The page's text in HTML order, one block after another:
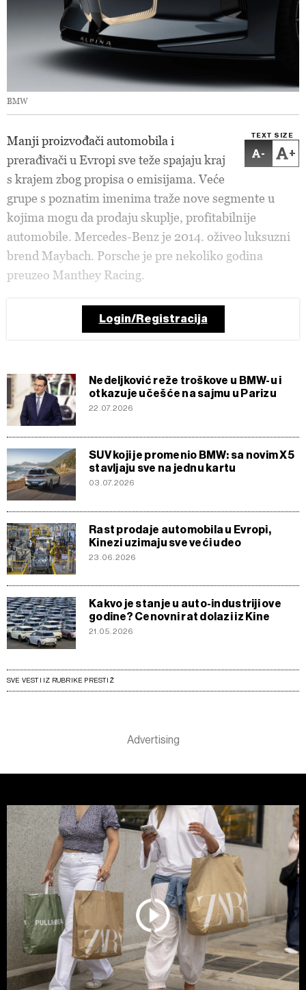
BMW
TEXT SIZE
- +
Manji proizvođači automobila i
prerađivači u Evropi sve teže spajaju kraj
s krajem zbog propisa o emisijama. Veće
grupe s poznatim imenima traže nove segmente u
kojima mogu da prodaju skuplje, profitabilnije
automobile. Mercedes-Benz je 2014. oživeo luksuzni
brend Maybach. Porsche je pre nekoliko godina
preuzeo Manthey Racing.
Login/Registracija
Nedeljković reže troškove u BMW-u i
otkazuje učešće na sajmu u Parizu
22.07.2026
SUV koji je promenio BMW: sa novim X5
stavljaju sve na jednu kartu
03.07.2026
Rast prodaje automobila u Evropi,
Kinezi uzimaju sve veći udeo
23.06.2026
Kakvo je stanje u auto-industriji ove
godine? Cenovni rat dolazi iz Kine
21.05.2026
SVE VESTI IZ RUBRIKE PRESTIŽ